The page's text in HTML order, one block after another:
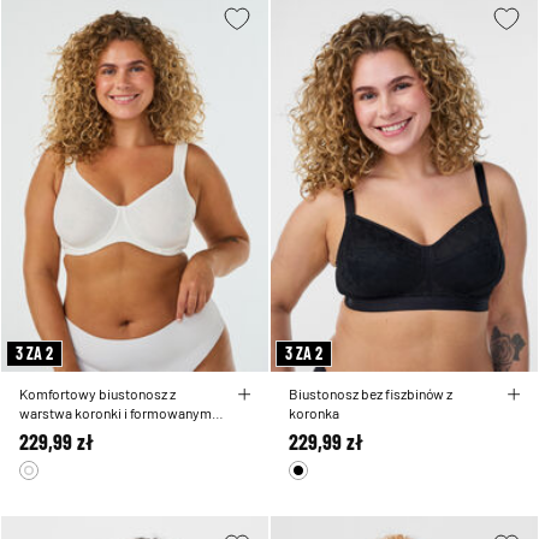
3 ZA 2
Komfortowy biustonosz z
warstwa koronki i formowanymi
miseczkami
229,99 zł
3 ZA 2
Biustonosz bez fiszbinów z
koronka
229,99 zł